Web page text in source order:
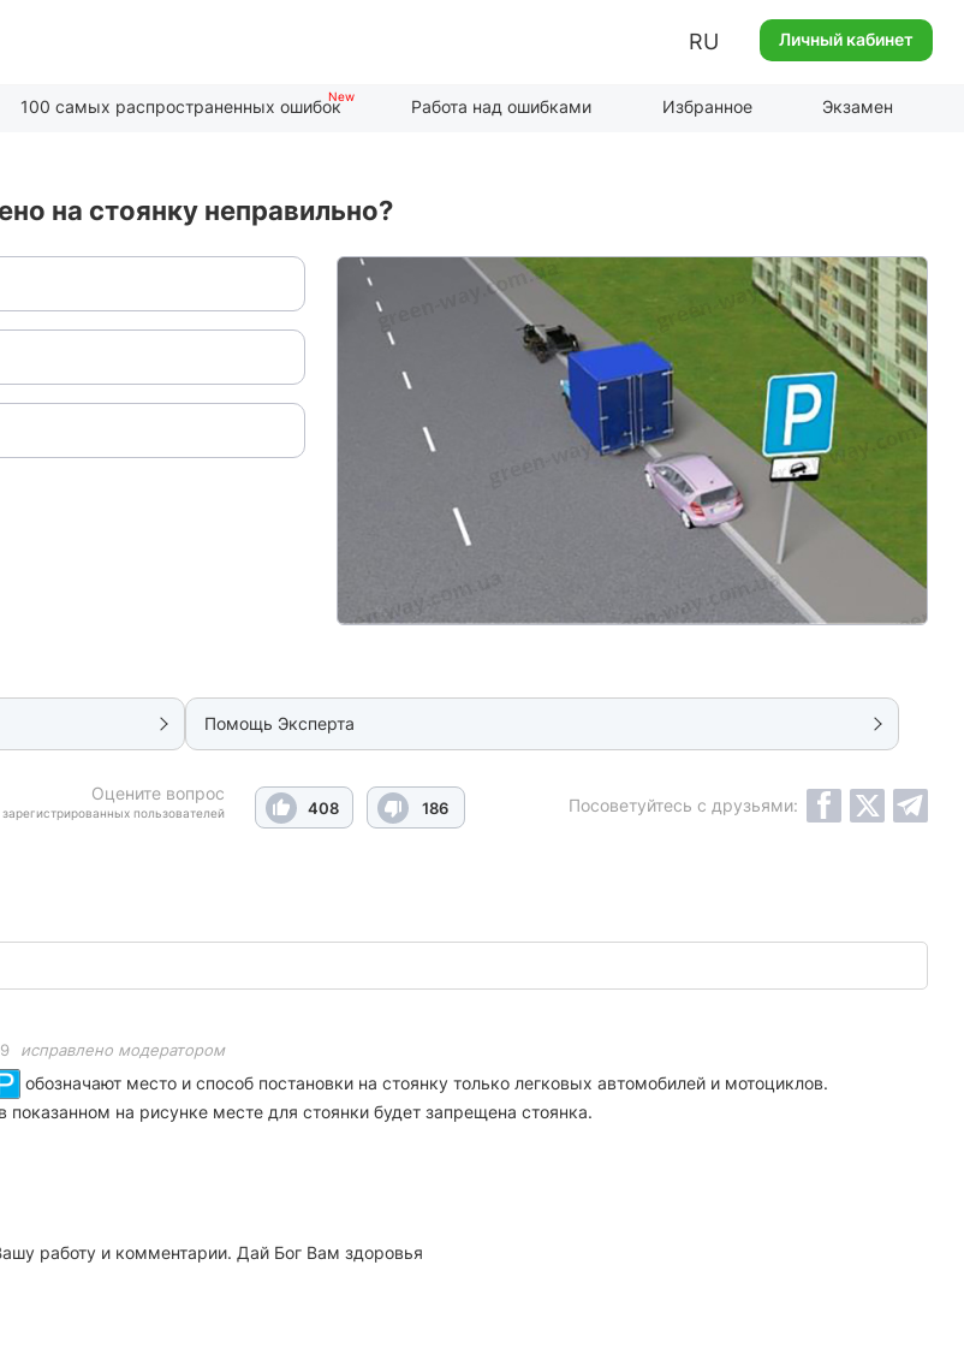
RU Личный кабинет
100 самых распространенных ошибок Работа над ошибками Избранное Экзамен
на стоянку неправильно?
Помощь Эксперта
Оцените вопрос
пользователей 408 186 Посоветуйтесь с друзьями:
исправлено модератором
обозначают место и способ постановки на стоянку только легковых автомобилей и мотоциклов.
на рисунке месте для стоянки будет запрещена стоянка.
работу и комментарии. Дай Бог Вам здоровья